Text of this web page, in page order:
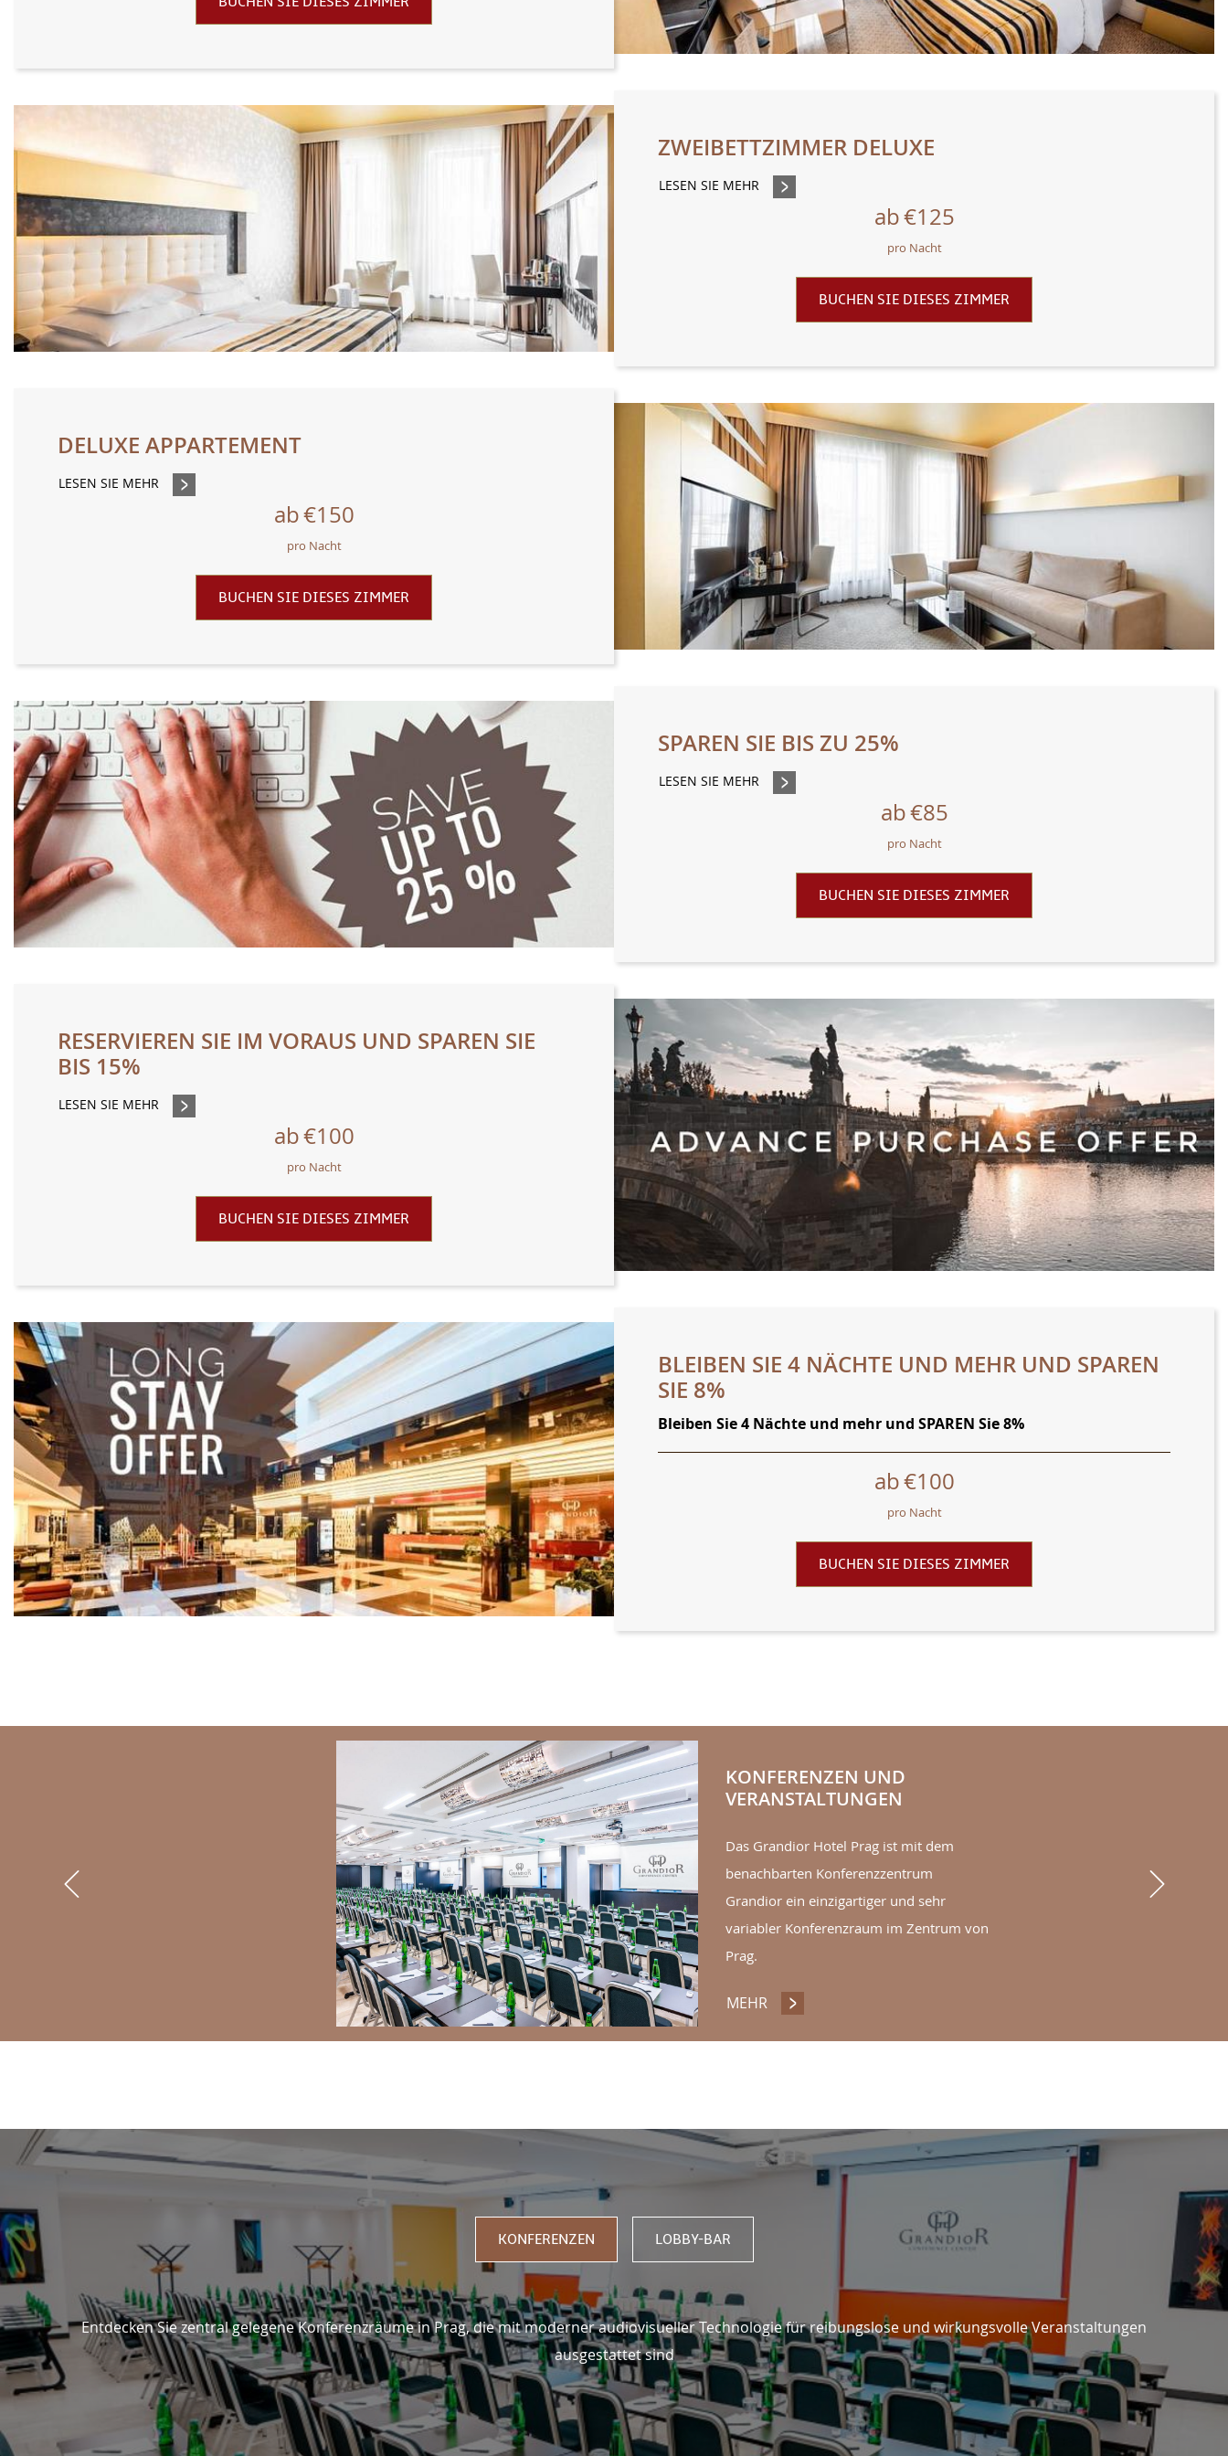
ZWEIBETTZIMMER DELUXE
LESEN SIE MEHR
ab€125
pro Nacht
BUCHEN SIE DIESES ZIMMER
DELUXE APPARTEMENT
LESEN SIE MEHR
ab€150
pro Nacht
BUCHEN SIE DIESES ZIMMER
SPAREN SIE BIS ZU 25%
LESEN SIE MEHR
ab€85
pro Nacht
BUCHEN SIE DIESES ZIMMER
RESERVIEREN SIE IM VORAUS UND SPAREN SIE
BIS 15%
LESEN SIE MEHR
ab€100
pro Nacht
BUCHEN SIE DIESES ZIMMER
BLEIBEN SIE 4 NÄCHTE UND MEHR UND SPAREN
SIE 8%
Bleiben Sie 4 Nächte und mehr und SPAREN Sie 8%
ab€100
pro Nacht
BUCHEN SIE DIESES ZIMMER
KONFERENZEN UND
VERANSTALTUNGEN
Das Grandior Hotel Prag ist mit dem
benachbarten Konferenzzentrum
Grandior ein einzigartiger und sehr
variabler Konferenzraum im Zentrum von
Prag.
MEHRKONFERENZEN UND VERANSTALTUNGEN
3 GRÜNDE, BEI UNS ZU BLEIBEN
KONFERENZEN LOBBY-BAR
Entdecken Sie zentral gelegene Konferenzräume in Prag, die mit moderner audiovisueller Technologie für reibungslose und wirkungsvolle Veranstaltungen
ausgestattet sind